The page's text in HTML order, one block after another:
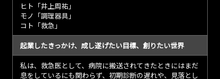
ヒト「井上周祐」
モノ「調理器具」
コト「救急」
起業したきっかけ、成し遂げたい目標、創りたい世界
私は、救急医として、病院に搬送されてきたときにはまだ
息をしているにも関わらず、初期診断の遅れや、見落とし